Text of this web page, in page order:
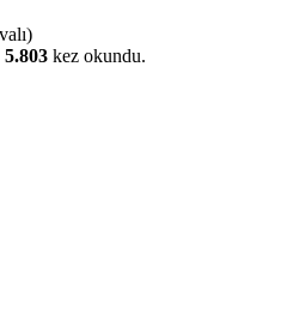
5.803 kez okundu.